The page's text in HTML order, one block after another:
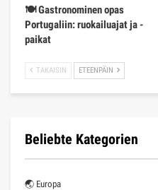
🍽️ Gastronominen opas
Portugaliin: ruokailuajat ja -
paikat
TAKAISIN ETEENPÄIN
Beliebte Kategorien
🌏 Europa